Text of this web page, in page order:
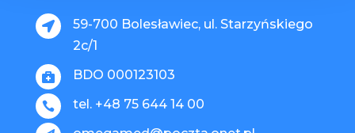

59-700 Bolesławiec, ul. Starzyńskiego
2c/1
 BDO 000123103
 tel. +48 75 644 14 00